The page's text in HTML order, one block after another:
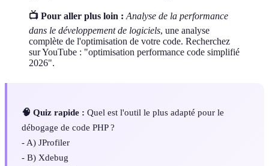
📺 Pour aller plus loin : Analyse de la performance
dans le développement de logiciels, une analyse
complète de l'optimisation de votre code. Recherchez
sur YouTube : "optimisation performance code simplifié
2026".
🧠 Quiz rapide : Quel est l'outil le plus adapté pour le
débogage de code PHP ?
- A) JProfiler
- B) Xdebug